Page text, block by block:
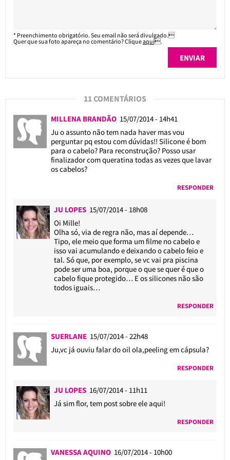
* Preenchimento obrigatório. Seu email não será divulgado.
Quer que sua foto apareça no comentário? Cliqueaqui.
11 COMENTÁRIOS
MILLENA BRANDÃO 15/07/2014 - 14h41
Ju o assunto não tem nada haver mas vou
perguntar pq estou com dúvidas!! Silicone é bom
para o cabelo? Para reconstrução? Posso usar
finalizador com queratina todas as vezes que lavar
os cabelos?
RESPONDER
JU LOPES 15/07/2014 - 18h08
Oi Mille!
Olha só, via de regra não, mas aí depende…
Tipo, ele meio que forma um filme no cabelo e
isso vai acumulando e deixando o cabelo feio e
tal. Só que, por exemplo, se vc vai pra piscina
pode ser uma boa, porque o que se quer é que o
cabelo fique protegido… E os silicones não são
todos iguais…
RESPONDER
SUERLANE 15/07/2014 - 22h48
Ju,vc já ouviu falar do oil ola,peeling em cápsula?
RESPONDER
JU LOPES 16/07/2014 - 11h11
Já sim flor, tem post sobre ele aqui!
RESPONDER
VANESSA AQUINO 16/07/2014 - 10h00